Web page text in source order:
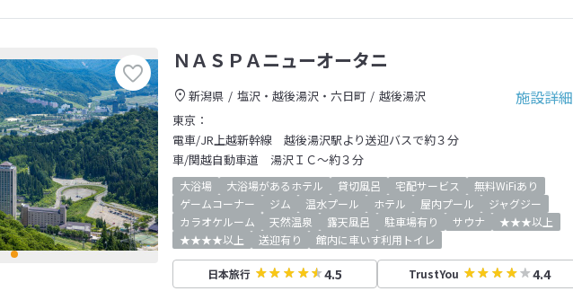
ＮＡＳＰＡニューオータニ
施設詳細
新潟県 塩沢・越後湯沢・六日町
越後湯沢
東京：
電車/JR上越新幹線 越後湯沢駅より送迎バスで約３分
車/関越自動車道 湯沢ＩＣ～約３分
大浴場 大浴場があるホテル 貸切風呂 宅配サービス
無料WiFiあり
ゲームコーナー
ジム 温水プール ホテル 屋内プール
ジャグジー
カラオケルーム
天然温泉 露天風呂 駐車場有り サウナ
★★★以上
★★★★以上
送迎有り 館内に車いす利用トイレ
日本旅行 4.5 TrustYou 4.4